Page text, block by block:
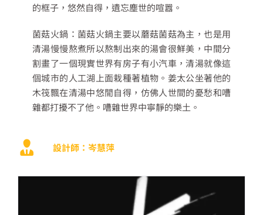
的框子，悠然自得，遺忘塵世的喧囂。
菌菇火鍋：菌菇火鍋主要以蘑菇菌菇為主，也是用
清湯慢慢熬煮所以熬制出來的湯會很鮮美，中間分
割畫了一個現實世界有房子有小汽車，清湯就像這
個城市的人工湖上面栽種著植物。姜太公坐著他的
木筏飄在清湯中悠閒自得，仿佛人世間的憂愁和嘈
雜都打擾不了他。嘈雜世界中寧靜的樂土。
設計師：岑慧萍